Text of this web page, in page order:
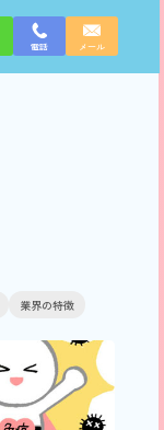
電話 メール
業界の特徴